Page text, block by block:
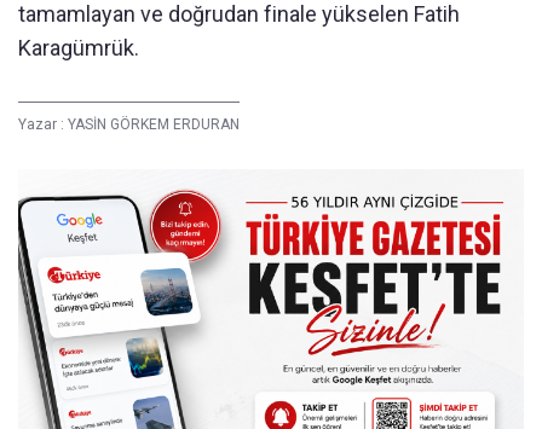
tamamlayan ve doğrudan finale yükselen Fatih
Karagümrük.
Yazar : YASİN GÖRKEM ERDURAN